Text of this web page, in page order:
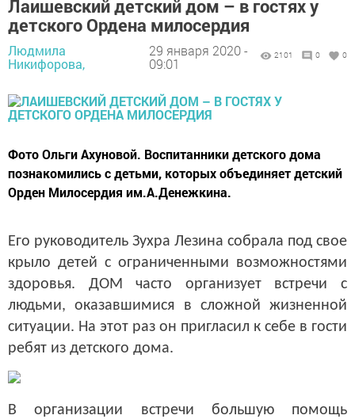
Лаишевский детский дом – в гостях у
детского Ордена милосердия
Людмила
Никифорова,
29 января 2020 -
09:01
2101 0 0
Фото Ольги Ахуновой. Воспитанники детского дома
познакомились с детьми, которых объединяет детский
Орден Милосердия им.А.Денежкина.
Его руководитель Зухра Лезина собрала под свое
крыло детей с ограниченными возможностями
здоровья. ДОМ часто организует встречи с
людьми, оказавшимися в сложной жизненной
ситуации. На этот раз он пригласил к себе в гости
ребят из детского дома.
В организации встречи большую помощь